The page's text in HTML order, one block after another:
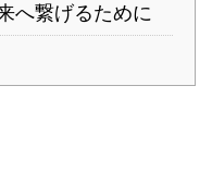
へ繋げるために